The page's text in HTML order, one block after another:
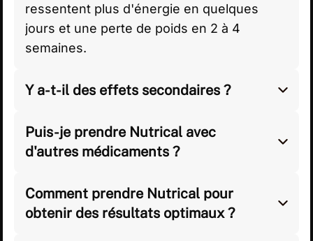
ressentent plus d'énergie en quelques
jours et une perte de poids en 2 à 4
semaines.
Y a-t-il des effets secondaires ?
toléré, mais certaines personnes peuvent
ressentir un léger inconfort digestif ou être
Puis-je prendre Nutrical avec
d'autres médicaments ?
commencer Nutrical, surtout si vous
prenez des médicaments ou si vous
Comment prendre Nutrical pour
obtenir des résultats optimaux ?